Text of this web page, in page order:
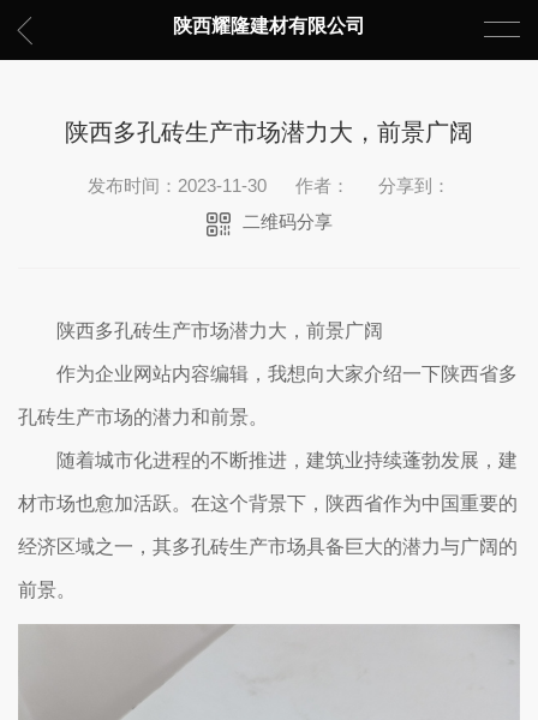
陕西耀隆建材有限公司
陕西多孔砖生产市场潜力大，前景广阔
发布时间：2023-11-30 作者：
分享到：
二维码分享
陕西多孔砖生产市场潜力大，前景广阔
作为企业网站内容编辑，我想向大家介绍一下陕西省多
孔砖生产市场的潜力和前景。
随着城市化进程的不断推进，建筑业持续蓬勃发展，建
材市场也愈加活跃。在这个背景下，陕西省作为中国重要的
经济区域之一，其多孔砖生产市场具备巨大的潜力与广阔的
前景。